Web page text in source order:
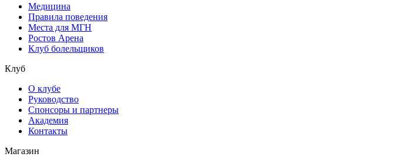
Медицина
Правила поведения
Места для МГН
Ростов Арена
Клуб болельщиков
Клуб
О клубе
Руководство
Спонсоры и партнеры
Академия
Контакты
Магазин